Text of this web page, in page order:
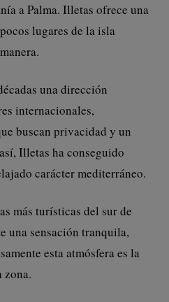
a Palma. Illetas ofrece una
lugares de la isla
una dirección
internacionales,
buscan privacidad y un
Illetas ha conseguido
carácter mediterráneo.
más turísticas del sur de
una sensación tranquila,
esta atmósfera es la
zona.